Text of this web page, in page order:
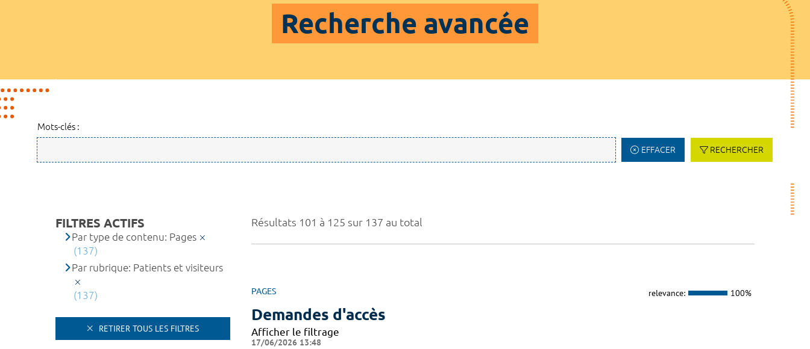
Recherche avancée
Mots-clés :
EFFACER RECHERCHER
Résultats 101 à 125 sur 137 au total
PAGES relevance: 100%
Demandes d'accès
Afficher le filtrage
17/06/2026 13:48
FILTRES ACTIFS
Par type de contenu: Pages
(137)
Par rubrique: Patients et visiteurs
(137)
RETIRER TOUS LES FILTRES